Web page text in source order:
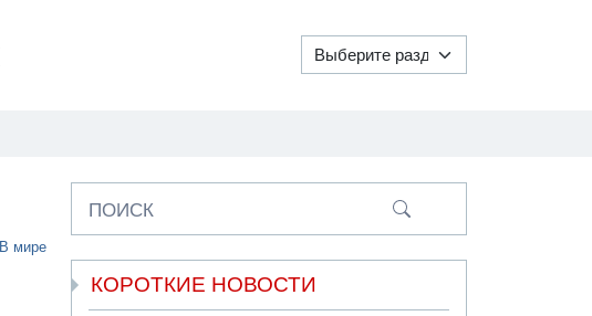
В мире
ПОИСК
КОРОТКИЕ НОВОСТИ